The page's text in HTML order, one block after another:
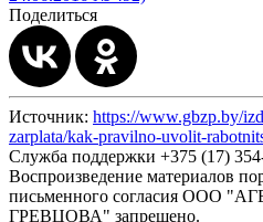
Поделиться
Источник: https://www.gbzp.by/
zarplata/kak-pravilno-uvolit-
Служба поддержки +375 (17)
Воспроизведение материалов
письменного согласия OOO
ГРЕВЦОВА" запрещено.